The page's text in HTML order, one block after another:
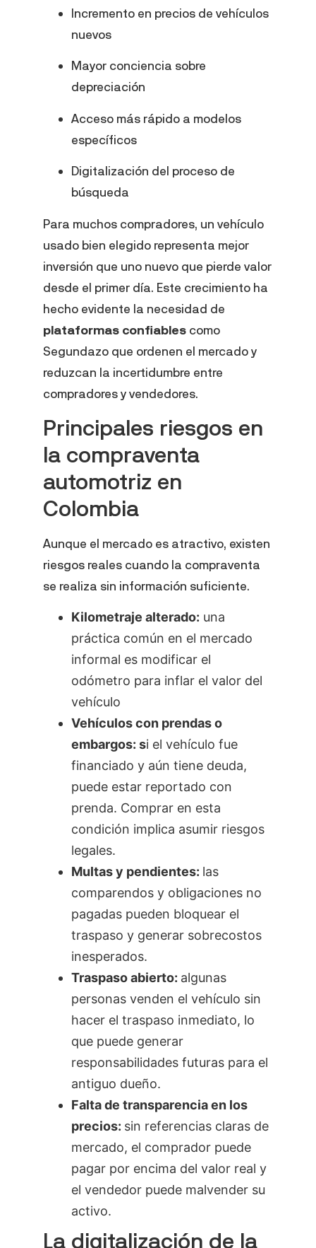
Incremento en precios de vehículos
nuevos
Mayor conciencia sobre
depreciación
Acceso más rápido a modelos
específicos
Digitalización del proceso de
búsqueda
Para muchos compradores, un vehículo
usado bien elegido representa mejor
inversión que uno nuevo que pierde valor
desde el primer día. Este crecimiento ha
hecho evidente la necesidad de
plataformas confiables como
Segundazo que ordenen el mercado y
reduzcan la incertidumbre entre
compradores y vendedores.
Principales riesgos en
la compraventa
automotriz en
Colombia
Aunque el mercado es atractivo, existen
riesgos reales cuando la compraventa
se realiza sin información suficiente.
Kilometraje alterado: una
práctica común en el mercado
informal es modificar el
odómetro para inflar el valor del
vehículo
Vehículos con prendas o
embargos: si el vehículo fue
financiado y aún tiene deuda,
puede estar reportado con
prenda. Comprar en esta
condición implica asumir riesgos
legales.
Multas y pendientes: las
comparendos y obligaciones no
pagadas pueden bloquear el
traspaso y generar sobrecostos
inesperados.
Traspaso abierto: algunas
personas venden el vehículo sin
hacer el traspaso inmediato, lo
que puede generar
responsabilidades futuras para el
antiguo dueño.
Falta de transparencia en los
precios: sin referencias claras de
mercado, el comprador puede
pagar por encima del valor real y
el vendedor puede malvender su
activo.
La digitalización de la